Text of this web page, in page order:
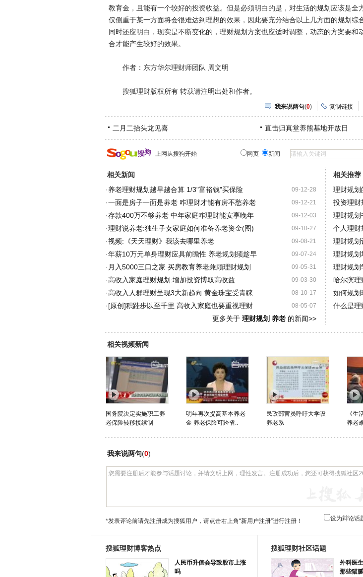
教育金，且能有一个较好的投资收益。但是必须明白的是，对生活的规划应该是全
仅侧重于某一方面将会很难达到理想的效果，因此要充分结合以上几方面的规划综
同时还应明白，现实是不断变化的，理财规划方案也应适时调整，动态的方案要和
合才能产生较好的效果。
作者：东方华尔理财师团队 周文明
搜狐理财版权所有 转载请注明出处和作者。
我来说两句(0) 复制链接
二月二抬头龙见喜 直击归真堂养熊基地开放日
上网从搜狗开始 网页 新闻
相关新闻
09-12-28
·养老理财规划越早越合算 1/3"富裕钱"买保险
09-12-21
·一面是房子一面是养老 咋理财才能有房不愁养老
09-12-03
·存款400万不够养老 中年家庭咋理财能安享晚年
09-10-27
·理财说养老:独生子女家庭如何准备养老资金(图)
09-08-21
·视频:《天天理财》我该去哪里养老
09-07-24
·年薪10万元单身理财应具前瞻性 养老规划须趁早
09-05-31
· 月入5000三口之家 买房教育养老兼顾理财规划
09-03-30
·高收入家庭理财规划:增加投资博取高收益
08-10-17
·高收入人群理财呈现3大新趋向 黄金珠宝受青睐
08-05-07
·[原创]积跬步以至千里 高收入家庭也要重视理财
更多关于 理财规划 养老的新闻>>
相关推荐
理财规划
投资理财
理财规划
个人理财
理财规划
理财规划
理财规划
哈尔滨理
如何规划
什么是理
相关视频新闻
国务院决定实施职工养
老保险转移接续制
明年再次提高基本养老
金 养老保险可跨省..
民政部官员呼吁大学设
养老系
《生
养老
我来说两句(0)
*发表评论前请先注册成为搜狐用户，请点击右上角“新用户注册”进行注册！ 设为辩论话
搜狐理财博客热点
人民币升值会导致股市上涨
吗
搜狐理财社区话题
外科医
那些猫腻